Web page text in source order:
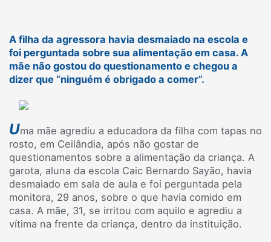
A filha da agressora havia desmaiado na escola e
foi perguntada sobre sua alimentação em casa. A
mãe não gostou do questionamento e chegou a
dizer que “ninguém é obrigado a comer”.
Uma mãe agrediu a educadora da filha com tapas no
rosto, em Ceilândia, após não gostar de
questionamentos sobre a alimentação da criança. A
garota, aluna da escola Caic Bernardo Sayão, havia
desmaiado em sala de aula e foi perguntada pela
monitora, 29 anos, sobre o que havia comido em
casa. A mãe, 31, se irritou com aquilo e agrediu a
vítima na frente da criança, dentro da instituição.